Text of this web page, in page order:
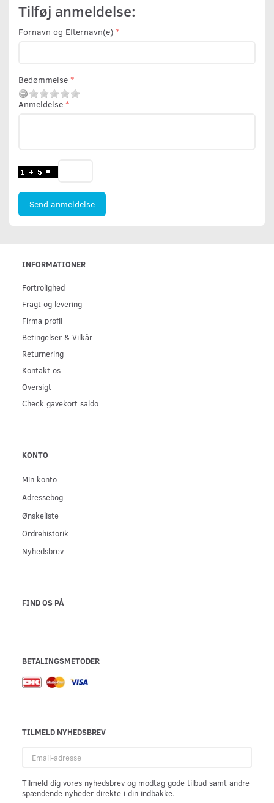
Tilføj anmeldelse:
Fornavn og Efternavn(e)
Bedømmelse
Anmeldelse
Send anmeldelse
INFORMATIONER
Fortrolighed
Fragt og levering
Firma profil
Betingelser & Vilkår
Returnering
Kontakt os
Oversigt
Check gavekort saldo
KONTO
Min konto
Adressebog
Ønskeliste
Ordrehistorik
Nyhedsbrev
FIND OS PÅ
BETALINGSMETODER
TILMELD NYHEDSBREV
adresse
Tilmeld dig vores nyhedsbrev og modtag gode tilbud samt andre
spændende nyheder direkte i din indbakke.